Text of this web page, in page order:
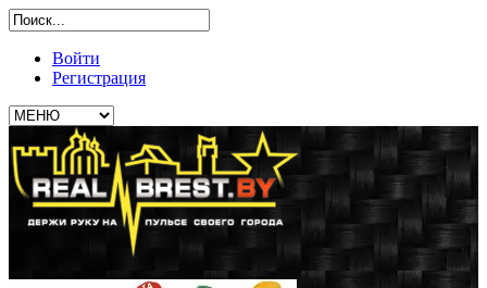
Войти
Регистрация